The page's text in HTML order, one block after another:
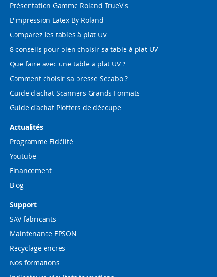
Présentation Gamme Roland TrueVis
L'impression Latex By Roland
Comparez les tables à plat UV
8 conseils pour bien choisir sa table à plat UV
Que faire avec une table à plat UV ?
Comment choisir sa presse Secabo ?
Guide d'achat Scanners Grands Formats
Guide d'achat Plotters de découpe
Actualités
Programme Fidélité
Youtube
Financement
Blog
Support
SAV fabricants
Maintenance EPSON
Recyclage encres
Nos formations